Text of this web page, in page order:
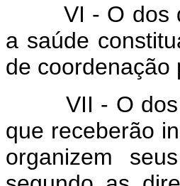
VI - O dos
a saúde
de coordenação
VII - O dos
que receberão
organizem